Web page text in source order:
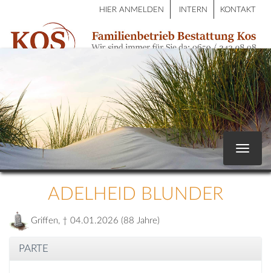
HIER ANMELDEN INTERN KONTAKT
Toggle
ADELHEID BLUNDER
Griffen, † 04.01.2026 (88 Jahre)
PARTE